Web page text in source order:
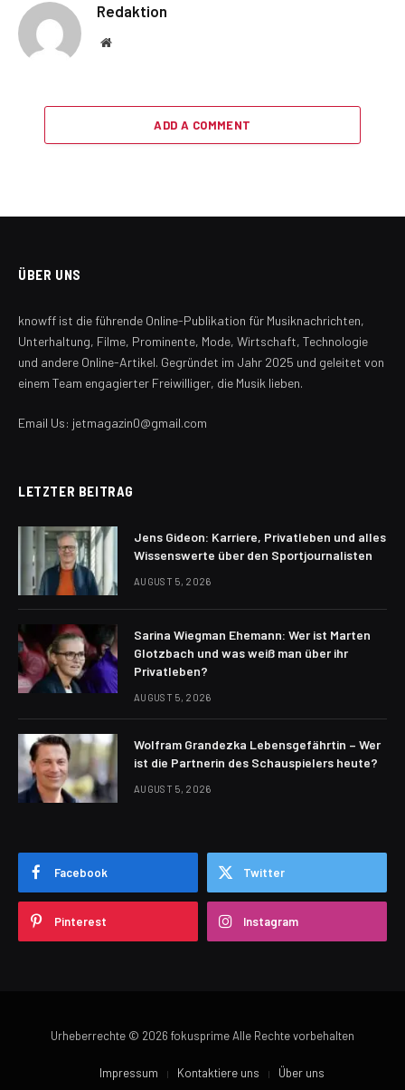
Redaktion
Website
ADD A COMMENT
ÜBER UNS
knowff ist die führende Online-Publikation für Musiknachrichten,
Unterhaltung, Filme, Prominente, Mode, Wirtschaft, Technologie
und andere Online-Artikel. Gegründet im Jahr 2025 und geleitet von
einem Team engagierter Freiwilliger, die Musik lieben.
Email Us: jetmagazin0@gmail.com
LETZTER BEITRAG
Jens Gideon: Karriere, Privatleben und alles
Wissenswerte über den Sportjournalisten
AUGUST 5, 2026
Sarina Wiegman Ehemann: Wer ist Marten
Glotzbach und was weiß man über ihr
Privatleben?
AUGUST 5, 2026
Wolfram Grandezka Lebensgefährtin – Wer
ist die Partnerin des Schauspielers heute?
AUGUST 5, 2026
Facebook Twitter
Pinterest Instagram
Urheberrechte © 2026 fokusprime Alle Rechte vorbehalten
Impressum Kontaktiere uns Über uns